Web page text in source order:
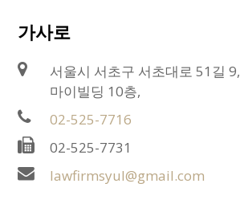
가사로
서울시 서초구 서초대로 51길 9,
마이빌딩 10층,
02-525-7716
02-525-7731
lawfirmsyul@gmail.com